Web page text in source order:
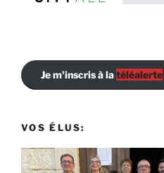
Je m'inscris à latéléalerte
VOS ÉLUS: